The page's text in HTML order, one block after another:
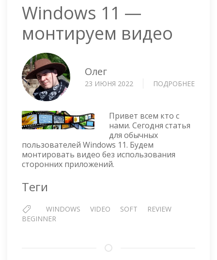
Windows 11 —
монтируем видео
Олег
23 ИЮНЯ 2022 ПОДРОБНЕЕ
Привет всем кто с
нами. Сегодня статья
для обычных
пользователей Windows 11. Будем
монтировать видео без использования
сторонних приложений.
Теги
WINDOWS VIDEO SOFT
REVIEW
BEGINNER